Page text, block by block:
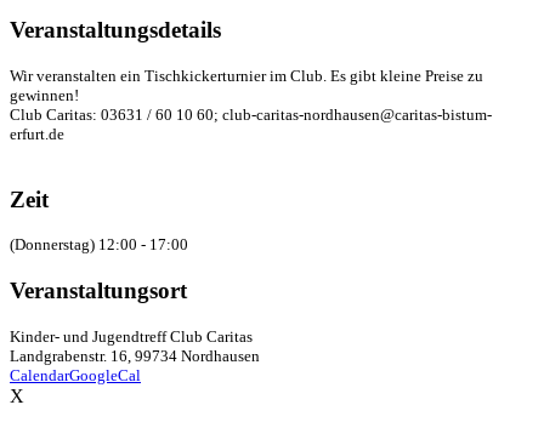
Veranstaltungsdetails
Wir veranstalten ein Tischkickerturnier im Club. Es gibt kleine Preise zu
gewinnen!
Club Caritas: 03631 / 60 10 60; club-caritas-nordhausen@caritas-bistum-
erfurt.de
Zeit
(Donnerstag) 12:00 - 17:00
Veranstaltungsort
Kinder- und Jugendtreff Club Caritas
Landgrabenstr. 16, 99734 Nordhausen
CalendarGoogleCal
X